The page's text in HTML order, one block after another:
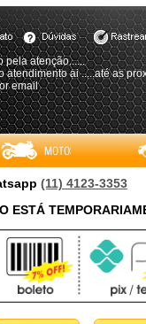
pela atenção......
atendimento ai .....até as
email
(11) 4123-3353
ESTÁ